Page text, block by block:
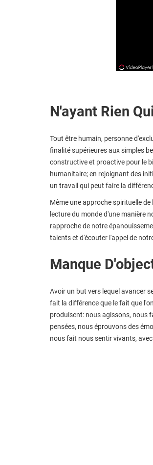
N'ayant Rien
Tout être humain, personne
finalité supérieures aux simples
constructive et proactive pour le
humanitaire; en rejoignant des
un travail qui peut faire la
Même une approche spirituelle
lecture du monde d'une manière
rapproche de notre
talents et d'écouter l'appel de
Manque
Avoir un but vers lequel avancer
fait la différence que le fait que
produisent: nous agissons, nous
pensées, nous éprouvons des
nous fait nous sentir vivants,